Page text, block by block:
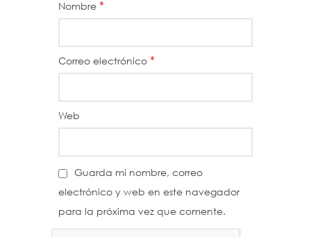
Nombre *
Correo electrónico *
Web
Guarda mi nombre, correo
electrónico y web en este navegador
para la próxima vez que comente.